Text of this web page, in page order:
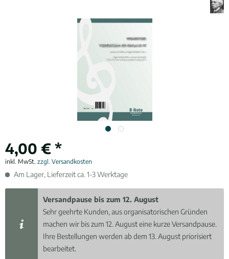
4,00 € *
inkl. MwSt. zzgl. Versandkosten
Am Lager, Lieferzeit ca. 1-3 Werktage
Versandpause bis zum 12. August
Sehr geehrte Kunden, aus organisatorischen Gründen
machen wir bis zum 12. August eine kurze Versandpause.
Ihre Bestellungen werden ab dem 13. August priorisiert
bearbeitet.